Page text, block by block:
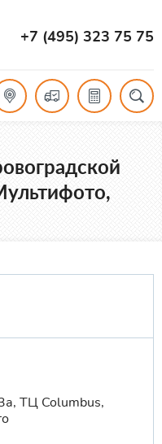
+7 (495) 323 75 75
ТЦ Columbus,